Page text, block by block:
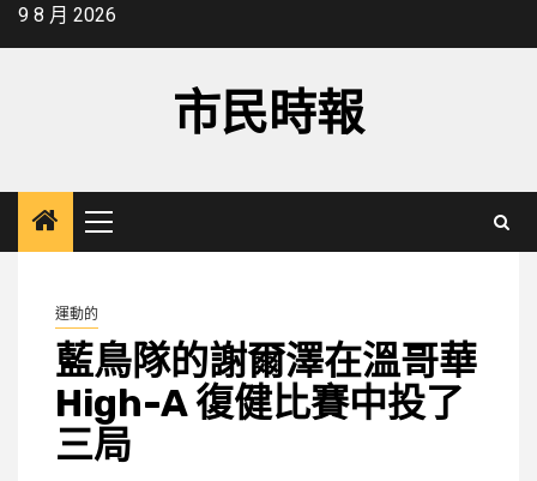
Skip9 8 月 2026
市民時報
Primary
Menu
運動的
藍鳥隊的謝爾澤在溫哥華
High-A 復健比賽中投了
三局